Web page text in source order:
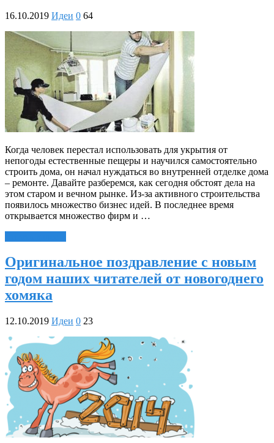
16.10.2019 Идеи 0 64
Когда человек перестал использовать для укрытия от
непогоды естественные пещеры и научился самостоятельно
строить дома, он начал нуждаться во внутренней отделке дома
– ремонте. Давайте разберемся, как сегодня обстоят дела на
этом старом и вечном рынке. Из-за активного строительства
появилось множество бизнес идей. В последнее время
открывается множество фирм и …
Оригинальное поздравление с новым
годом наших читателей от новогоднего
хомяка
12.10.2019 Идеи 0 23